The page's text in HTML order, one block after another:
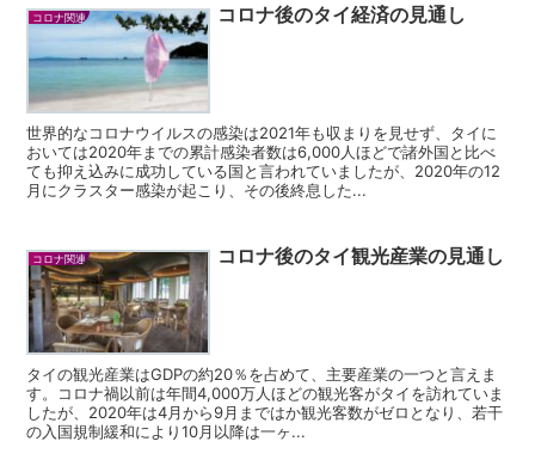
コロナ関連 コロナ後のタイ経済の見通し
世界的なコロナウイルスの感染は2021年も収まりを見せず、タイに
おいては2020年までの累計感染者数は6,000人ほどで諸外国と比べ
ても抑え込みに成功している国と言われていましたが、2020年の12
月にクラスター感染が起こり、その後終息した...
コロナ関連 コロナ後のタイ観光産業の見通し
タイの観光産業はGDPの約20％を占めて、主要産業の一つと言えま
す。コロナ禍以前は年間4,000万人ほどの観光客がタイを訪れていま
したが、2020年は4月から9月まではか観光客数がゼロとなり、若干
の入国規制緩和により10月以降は一ヶ...